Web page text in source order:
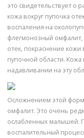
это свидетельствует о
кожа вокруг пупочка
воспаления на
флегмонозный
отек, покраснение кожи
пупочной области. Кожа
надавливании на эту
Осложнением этой
омфалит. Это очень
ослабленных малышей.
воспалительный